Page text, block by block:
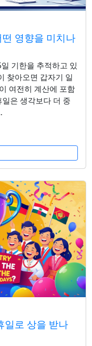
영향을 미치나
기한을 추적하고 있
찾아오면 갑자기 일
여전히 계산에 포함
은 생각보다 더 중
일로 상을 받나